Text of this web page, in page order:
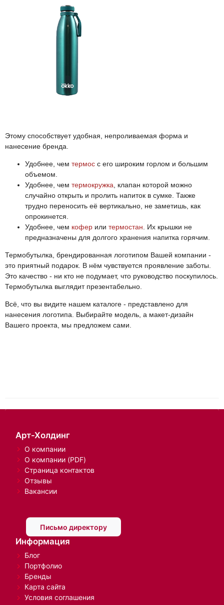
Этому способствует удобная, непроливаемая форма и
нанесение бренда.
Удобнее, чем термос с его широким горлом и большим
объемом.
Удобнее, чем термокружка , клапан которой можно
случайно открыть и пролить напиток в сумке. Также
трудно переносить её вертикально, не заметишь, как
опрокинется.
Удобнее, чем кофер или термостан . Их крышки не
предназначены для долгого хранения напитка горячим.
Термобутылка, брендированная логотипом Вашей компании -
это приятный подарок. В нём чувствуется проявление заботы.
Это качество - ни кто не подумает, что руководство поскупилось.
Термобутылка выглядит презентабельно.
Всё, что вы видите нашем каталоге - представлено для
нанесения логотипа. Выбирайте модель, а макет-дизайн
Вашего проекта, мы предложем сами.
Арт-Холдинг
О компании
О компании (PDF)
Страница контактов
Отзывы
Вакансии
Письмо директору
Информация
Блог
Портфолио
Бренды
Карта сайта
Условия соглашения